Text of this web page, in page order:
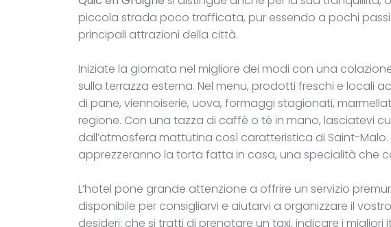
piccola strada poco trafficata, pur essendo a pochi
principali attrazioni della città.
Iniziate la giornata nel migliore dei modi con una
sulla terrazza esterna. Nel menu, prodotti freschi e locali
di pane, viennoiserie, uova, formaggi stagionati,
regione. Con una tazza di caffè o tè in mano, lasciatevi
dall’atmosfera mattutina così caratteristica di Saint-
apprezzeranno la torta fatta in casa, una specialità che
L’hotel pone grande attenzione a offrire un servizio
disponibile per consigliarvi e aiutarvi a organizzare il
desideri: che si tratti di prenotare un taxi, indicare i